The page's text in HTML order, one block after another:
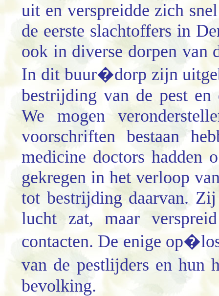
uit en verspreidde zich
de eerste slachtoffers in
ook in diverse dorpen van
In dit buur�dorp zijn
bestrijding van de pest en
We mogen
voorschriften bestaan
medicine doctors hadden
gekregen in het verloop
tot bestrijding daarvan.
lucht zat, maar
contacten. De enige
van de pestlijders en hun
bevolking.